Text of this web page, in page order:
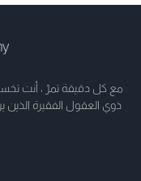
مع كل دقيقة تمرّ ، أنت
ذوي العقول الفقيرة